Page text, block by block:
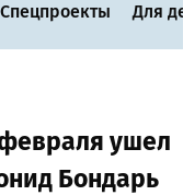
Спецпроекты Для
ушел
Бондарь